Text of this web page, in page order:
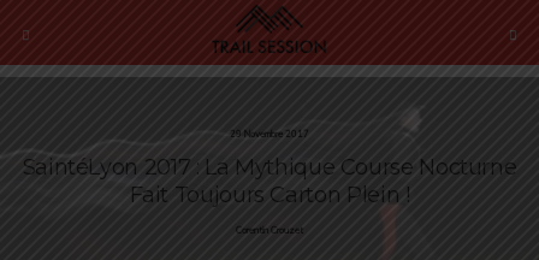
29 Novembre 2017
SaintéLyon 2017 : La Mythique Course Nocturne
Fait Toujours Carton Plein !
Corentin Crouzet